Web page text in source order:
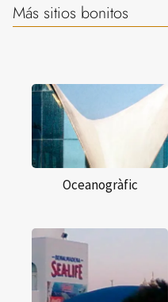
Más sitios bonitos
Oceanogràfic